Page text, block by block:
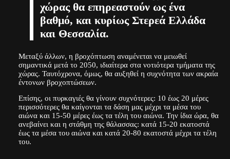
χώρας θα επηρεαστούν ως ένα
βαθμό, και κυρίως Στερεά Ελλάδα
και Θεσσαλία.
Μεταξύ άλλων, η βροχόπτωση αναμένεται να μειωθεί
σημαντικά μετά το 2050, ιδιαίτερα στα νοτιότερα τμήματα της
χώρας. Ταυτόχρονα, όμως, θα αυξηθεί η συχνότητα των ακραία
έντονων βροχοπτώσεων.
Επίσης, οι πυρκαγιές θα γίνουν συχνότερες: 10 έως 20 μέρες
περισσότερες θα καίγονται τα δάση μας μέχρι τα μέσα του
αιώνα και 15-50 μέρες έως τα τέλη του αιώνα. Την ίδια ώρα, θα
ανεβαίνει και η στάθμη της θάλασσας: κατά 15-20 εκατοστά
έως τα μέσα του αιώνα και κατά 20-80 εκατοστά μέχρι τα τέλη
του.